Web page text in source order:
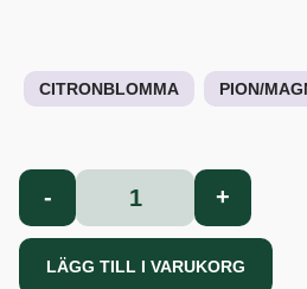
CITRONBLOMMA PION/
-
Fasta
Tvålar
200g
mängd
+
LÄGG TILL I VARUKORG